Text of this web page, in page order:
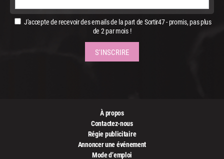
J'accepte de recevoir des emails de la part de Sortir47 - promis, pas plus
de 2 par mois !
À propos
Contactez-nous
Régie publicitaire
Annoncer une événement
Mode d’emploi